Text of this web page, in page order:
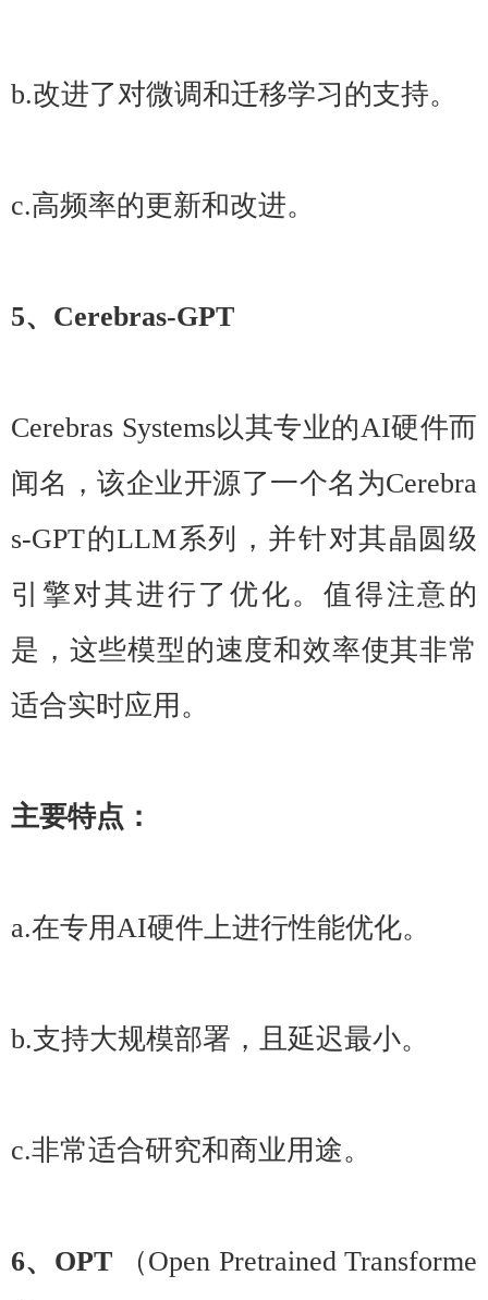
b.改进了对微调和迁移学习的支持。
c.高频率的更新和改进。
5、Cerebras-GPT
Cerebras Systems以其专业的AI硬件而
闻名，该企业开源了一个名为Cerebra
s-GPT的LLM系列，并针对其晶圆级
引擎对其进行了优化。值得注意的
是，这些模型的速度和效率使其非常
适合实时应用。
主要特点：
a.在专用AI硬件上进行性能优化。
b.支持大规模部署，且延迟最小。
c.非常适合研究和商业用途。
6、OPT（Open Pretrained Transforme